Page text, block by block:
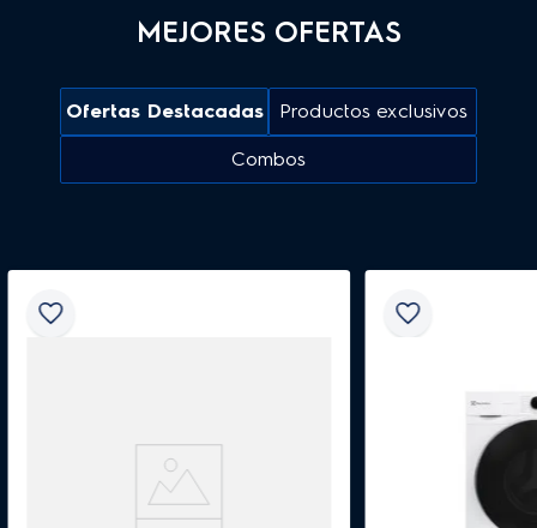
MEJORES OFERTAS
Ofertas Destacadas Productos exclusivos
Combos